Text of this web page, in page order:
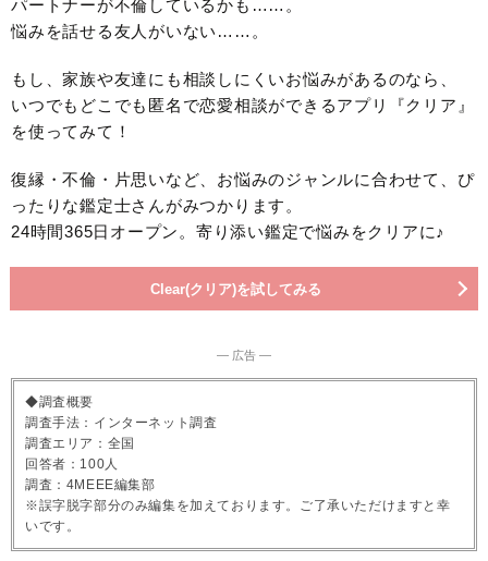
パートナーが不倫しているかも……。
悩みを話せる友人がいない……。
もし、家族や友達にも相談しにくいお悩みがあるのなら、
いつでもどこでも匿名で恋愛相談ができるアプリ『クリア』
を使ってみて！
復縁・不倫・片思いなど、お悩みのジャンルに合わせて、ぴ
ったりな鑑定士さんがみつかります。
24時間365日オープン。寄り添い鑑定で悩みをクリアに♪
Clear(クリア)を試してみる
― 広告 ―
◆調査概要
調査手法：インターネット調査
調査エリア：全国
回答者：100人
調査：4MEEE編集部
※誤字脱字部分のみ編集を加えております。ご了承いただけますと幸
いです。